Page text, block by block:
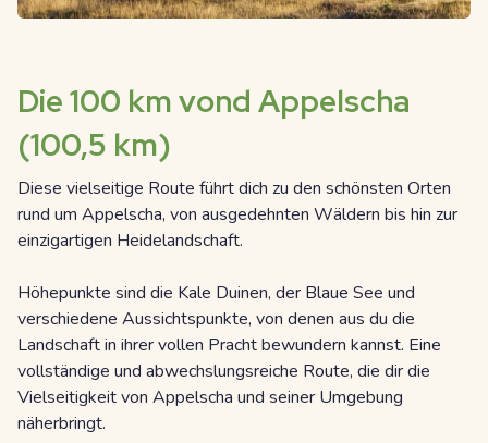
Die 100 km vond Appelscha
(100,5 km)
Diese vielseitige Route führt dich zu den schönsten Orten
rund um Appelscha, von ausgedehnten Wäldern bis hin zur
einzigartigen Heidelandschaft.
Höhepunkte sind die Kale Duinen, der Blaue See und
verschiedene Aussichtspunkte, von denen aus du die
Landschaft in ihrer vollen Pracht bewundern kannst. Eine
vollständige und abwechslungsreiche Route, die dir die
Vielseitigkeit von Appelscha und seiner Umgebung
näherbringt.